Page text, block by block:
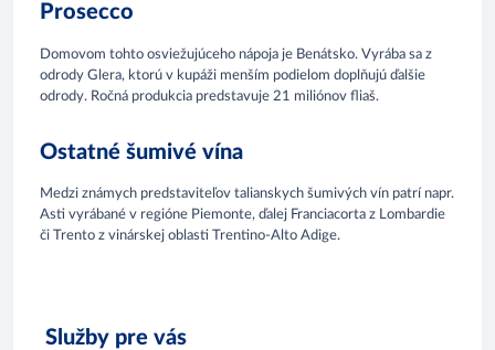
Prosecco
Domovom tohto osviežujúceho nápoja je Benátsko. Vyrába sa z
odrody Glera, ktorú v kupáži menším podielom doplňujú ďalšie
odrody. Ročná produkcia predstavuje 21 miliónov fliaš.
Ostatné šumivé vína
Medzi známych predstaviteľov talianskych šumivých vín patrí napr.
Asti vyrábané v regióne Piemonte, ďalej Franciacorta z Lombardie
či Trento z vinárskej oblasti Trentino-Alto Adige.
Služby pre vás